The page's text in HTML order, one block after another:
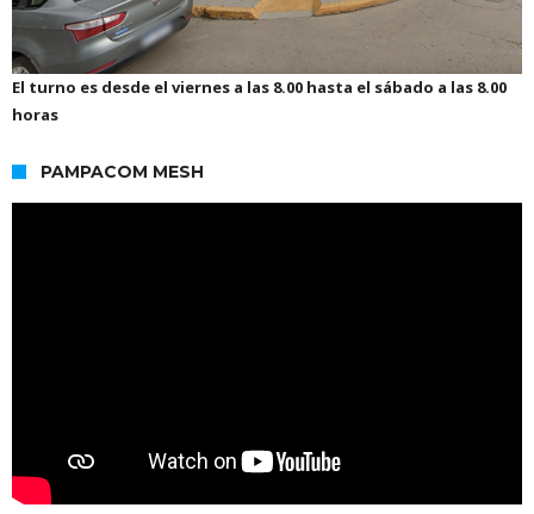
El turno es desde el viernes a las 8.00 hasta el sábado a las 8.00
horas
PAMPACOM MESH